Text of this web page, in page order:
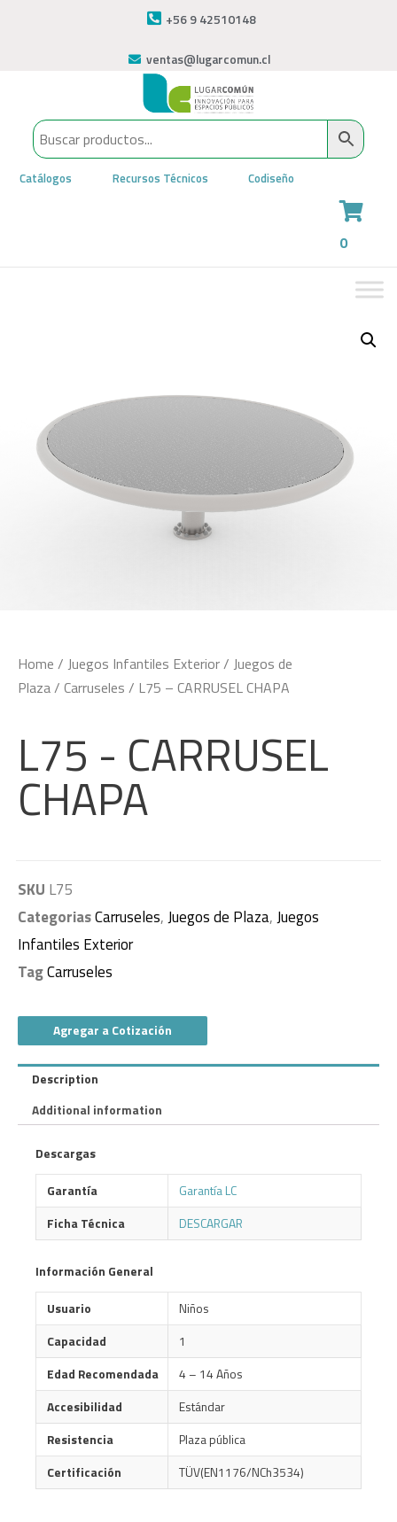
+56 9 42510148
ventas@lugarcomun.cl
Catálogos Recursos Técnicos Codiseño
0
Home / Juegos Infantiles Exterior/ Juegos de
Plaza/ Carruseles / L75 – CARRUSEL CHAPA
L75 - CARRUSEL
CHAPA
SKU L75
CategoriasCarruseles,Juegos de Plaza,Juegos
Infantiles Exterior
TagCarruseles
Agregar a Cotización
Description
Additional information
Descargas
Garantía
Garantía LC
Ficha Técnica
DESCARGAR
Información General
Usuario
Niños
Capacidad
1
Edad Recomendada
4 – 14 Años
Accesibilidad
Estándar
Resistencia
Plaza pública
Certificación
TÜV(EN1176/NCh3534)